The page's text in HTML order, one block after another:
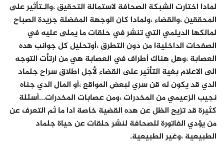
لمادا اختارت الشبكة الصحافة لاستمالة التحقيق ،والـتأثير على
المحققين ،والقضاء ،ولمادا كان الوجهة المفضلة جريدة الصباح
لمالكها الديلمي التي تنشر في حلقات ما يملى عليه في
الصفحات الداخليةا من دون التطرق ،أوتحليل كل جوانب هده
العصابة ،وهل هناك أطراف في العصابة هي من ارتأت التوجه
الى الاعلام بغية التأثير على القضاء لأجل اطلاق سراح جلماد
الدي قد يكون له قن سري لبعض المواقع ،أو المال الدي جناه
نجيب الزعيمي من المخدرات ،ومن عصابات المخدرات…أسئلة
كثيرة قد تزيح الظل عن هده القضية خاصة ادا ما ثم التعرف عن
من يؤدي الفاتورة للصحافة لنشر حلقات عن حياة جلماد
الطبيعية ،وغير الطبيعية.